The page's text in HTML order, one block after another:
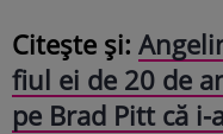
Citeşte și:
fiul ei de 20 de
pe Brad Pitt că